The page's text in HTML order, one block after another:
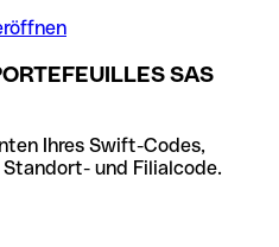
SAS
Ihres Swift-Codes,
und Filialcode.